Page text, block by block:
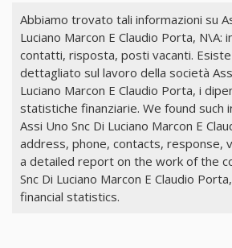
Abbiamo trovato tali informazioni su
Luciano Marcon E Claudio Porta, N\A:
contatti, risposta, posti vacanti.
dettagliato sul lavoro della società
Luciano Marcon E Claudio Porta, i
statistiche finanziarie. We found such
Assi Uno Snc Di Luciano Marcon E
address, phone, contacts, response,
a detailed report on the work of the
Snc Di Luciano Marcon E Claudio
financial statistics.